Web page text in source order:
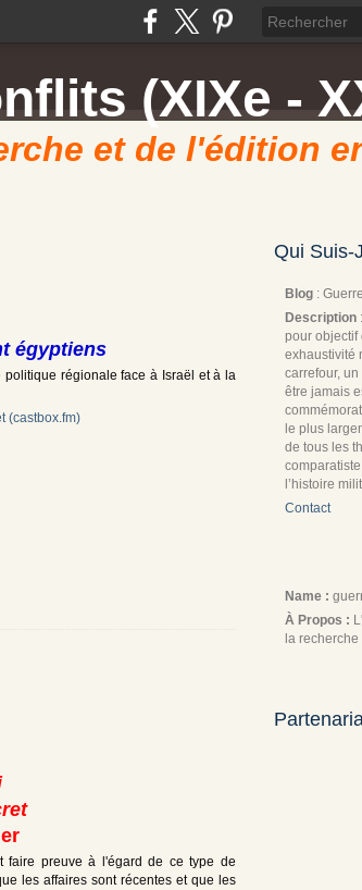
(XIXe -
et de l'édition
égyptiens
politique régionale face à Israël et à la
(castbox.fm)
faire preuve à l'égard de ce type de
les affaires sont récentes et que les
Qui Suis-
Blog :
Description
pour objectif
exhaustivité
carrefour,
être jamais
le plus
de tous les
l’histoire
Contact
Name :
À Propos :
la